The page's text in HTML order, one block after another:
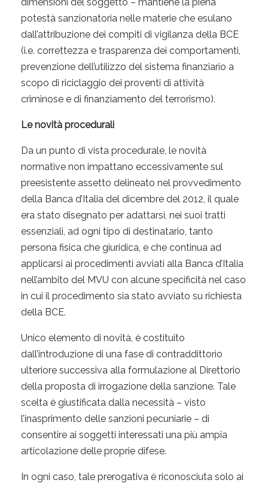
potestà sanzionatoria nelle materie che esulano
dall’attribuzione dei compiti di vigilanza della BCE
(i.e. correttezza e trasparenza dei comportamenti,
prevenzione dell’utilizzo del sistema finanziario a
scopo di riciclaggio dei proventi di attività
criminose e di finanziamento del terrorismo).
Le novità procedurali
Da un punto di vista procedurale, le novità
normative non impattano eccessivamente sul
preesistente assetto delineato nel provvedimento
della Banca d’Italia del dicembre del 2012, il quale
era stato disegnato per adattarsi, nei suoi tratti
essenziali, ad ogni tipo di destinatario, tanto
persona fisica che giuridica, e che continua ad
applicarsi ai procedimenti avviati alla Banca d’Italia
nell’ambito del MVU con alcune specificità nel caso
in cui il procedimento sia stato avviato su richiesta
della BCE.
Unico elemento di novità, è costituito
dall’introduzione di una fase di contraddittorio
ulteriore successiva alla formulazione al Direttorio
della proposta di irrogazione della sanzione. Tale
scelta è giustificata dalla necessità – visto
l’inasprimento delle sanzioni pecuniarie – di
consentire ai soggetti interessati una più ampia
articolazione delle proprie difese.
In ogni caso, tale prerogativa è riconosciuta solo ai